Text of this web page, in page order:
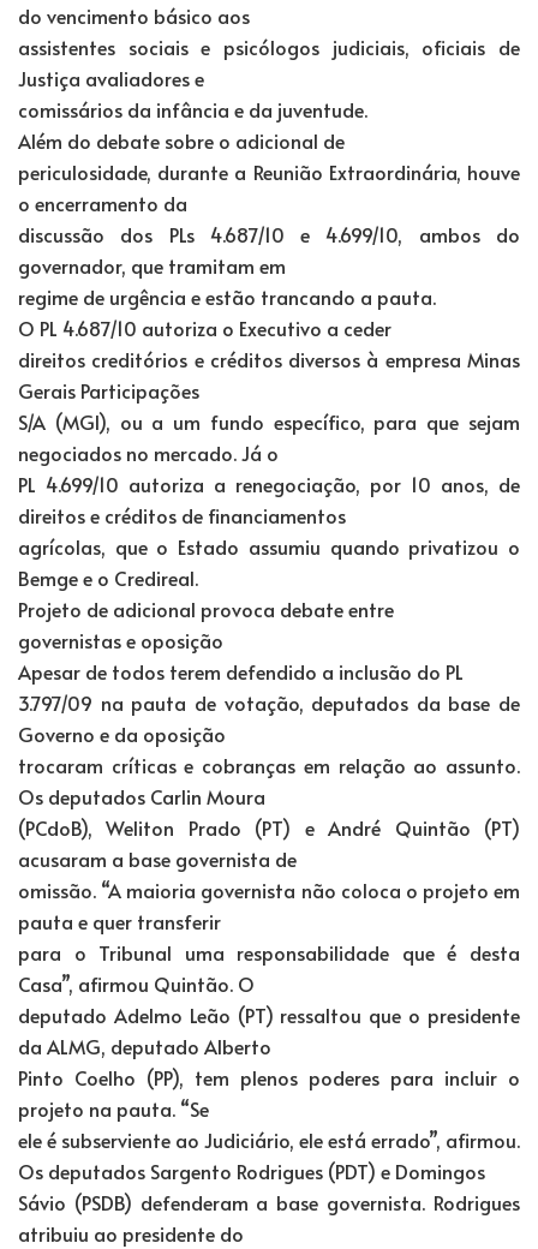
do vencimento básico aos
assistentes sociais e psicólogos judiciais, oficiais de
Justiça avaliadores e
comissários da infância e da juventude.
Além do debate sobre o adicional de
periculosidade, durante a Reunião Extraordinária, houve
o encerramento da
discussão dos PLs 4.687/10 e 4.699/10, ambos do
governador, que tramitam em
regime de urgência e estão trancando a pauta.
O PL 4.687/10 autoriza o Executivo a ceder
direitos creditórios e créditos diversos à empresa Minas
Gerais Participações
S/A (MGI), ou a um fundo específico, para que sejam
negociados no mercado. Já o
PL 4.699/10 autoriza a renegociação, por 10 anos, de
direitos e créditos de financiamentos
agrícolas, que o Estado assumiu quando privatizou o
Bemge e o Credireal.
Projeto de adicional provoca debate entre
governistas e oposição
Apesar de todos terem defendido a inclusão do PL
3.797/09 na pauta de votação, deputados da base de
Governo e da oposição
trocaram críticas e cobranças em relação ao assunto.
Os deputados Carlin Moura
(PCdoB), Weliton Prado (PT) e André Quintão (PT)
acusaram a base governista de
omissão. “A maioria governista não coloca o projeto em
pauta e quer transferir
para o Tribunal uma responsabilidade que é desta
Casa”, afirmou Quintão. O
deputado Adelmo Leão (PT) ressaltou que o presidente
da ALMG, deputado Alberto
Pinto Coelho (PP), tem plenos poderes para incluir o
projeto na pauta. “Se
ele é subserviente ao Judiciário, ele está errado”, afirmou.
Os deputados Sargento Rodrigues (PDT) e Domingos
Sávio (PSDB) defenderam a base governista. Rodrigues
atribuiu ao presidente do